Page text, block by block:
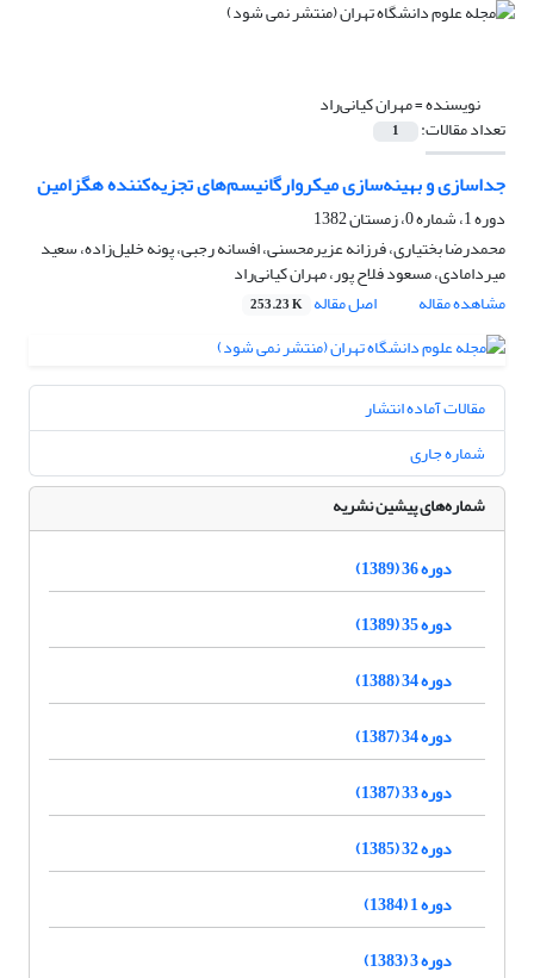
نویسنده =مهران کیانی‌راد
تعداد مقالات: 1
جداسازی و بهینه‌سازی میکروارگانیسم‌های تجزیه‌کننده هگزامین
دوره 1، شماره 0، زمستان 1382
محمدرضا بختیاری، فرزانه عزیرمحسنی، افسانه رجبی، پونه خلیل‌زاده، سعید
میردامادی، مسعود فلاح پور، مهران کیانی‌راد
مشاهده مقاله
اصل مقاله 253.23 K
مقالات آماده انتشار
شماره جاری
شماره‌های پیشین نشریه
دوره 36 (1389)
دوره 35 (1389)
دوره 34 (1388)
دوره 34 (1387)
دوره 33 (1387)
دوره 32 (1385)
دوره 1 (1384)
دوره 3 (1383)